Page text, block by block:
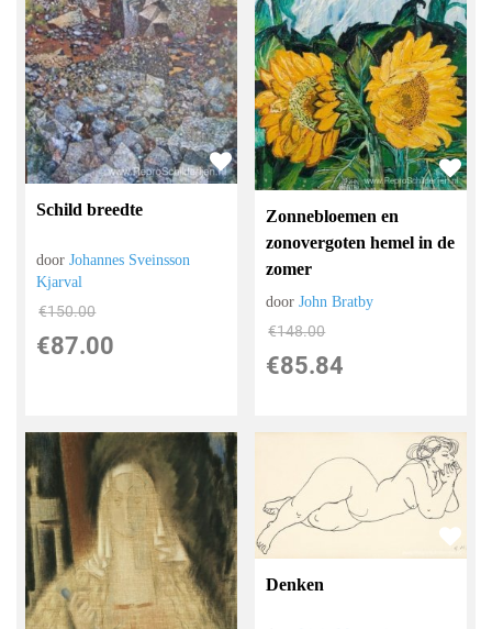
Schild breedte
doorJohannes Sveinsson
Kjarval
€150.00
€87.00
Zonnebloemen en
zonovergoten hemel in de
zomer
doorJohn Bratby
€148.00
€85.84
Denken